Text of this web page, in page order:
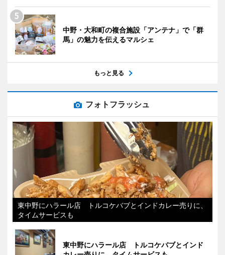
中野・大和町の複合施設「アンテナ」で「群
馬」の魅力を伝えるマルシェ
もっと見る
フォトフラッシュ
東中野にハラール店 トルコケバブとインドカレー売りに、
タイムサービスも
東中野にハラール店 トルコケバブとインド